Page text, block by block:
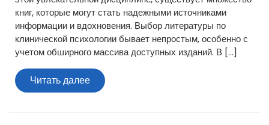
книг, которые могут стать надежными источниками
информации и вдохновения. Выбор литературы по
клинической психологии бывает непростым, особенно с
учетом обширного массива доступных изданий. В […]
Читать далееЧитать
далее